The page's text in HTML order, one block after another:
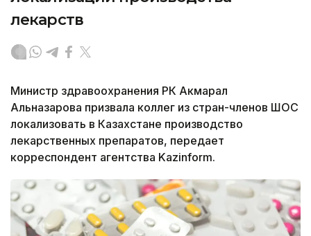
лекарств
Министр здравоохранения РК Акмарал
Альназарова призвала коллег из стран-членов ШОС
локализовать в Казахстане производство
лекарственных препаратов, передает
корреспондент агентства Kazinform.